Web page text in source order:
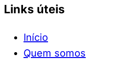
Links úteis
Início
Quem somos